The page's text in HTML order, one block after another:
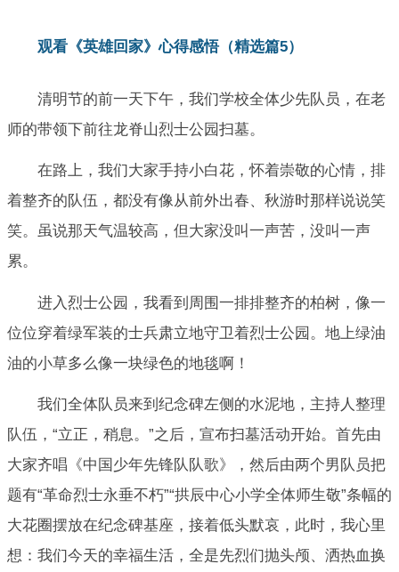
观看《英雄回家》心得感悟（精选篇5）
清明节的前一天下午，我们学校全体少先队员，在老
师的带领下前往龙脊山烈士公园扫墓。
在路上，我们大家手持小白花，怀着崇敬的心情，排
着整齐的队伍，都没有像从前外出春、秋游时那样说说笑
笑。虽说那天气温较高，但大家没叫一声苦，没叫一声
累。
进入烈士公园，我看到周围一排排整齐的柏树，像一
位位穿着绿军装的士兵肃立地守卫着烈士公园。地上绿油
油的小草多么像一块绿色的地毯啊！
我们全体队员来到纪念碑左侧的水泥地，主持人整理
队伍，“立正，稍息。”之后，宣布扫墓活动开始。首先由
大家齐唱《中国少年先锋队队歌》，然后由两个男队员把
题有“革命烈士永垂不朽”“拱辰中心小学全体师生敬”条幅的
大花圈摆放在纪念碑基座，接着低头默哀，此时，我心里
想：我们今天的幸福生活，全是先烈们抛头颅、洒热血换